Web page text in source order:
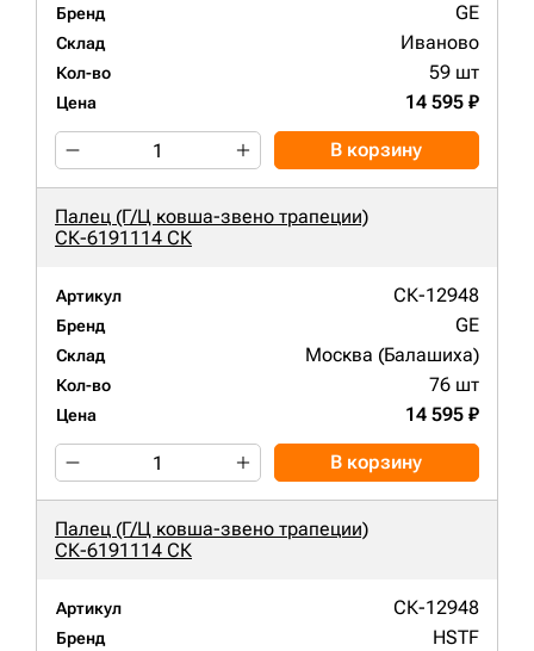
Бренд GE
Склад Иваново
Кол-во 59 шт
Цена 14 595 ₽
В корзину
Палец (Г/Ц ковша-звено трапеции)
СК-6191114 СК
Артикул СК-12948
Бренд GE
Склад Москва (Балашиха)
Кол-во 76 шт
Цена 14 595 ₽
В корзину
Палец (Г/Ц ковша-звено трапеции)
СК-6191114 СК
Артикул СК-12948
Бренд HSTF